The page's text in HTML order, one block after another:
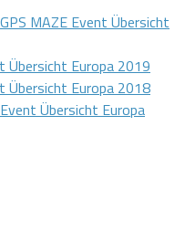
MAZE Event Übersicht
Übersicht Europa 2019
Übersicht Europa 2018
Übersicht Europa